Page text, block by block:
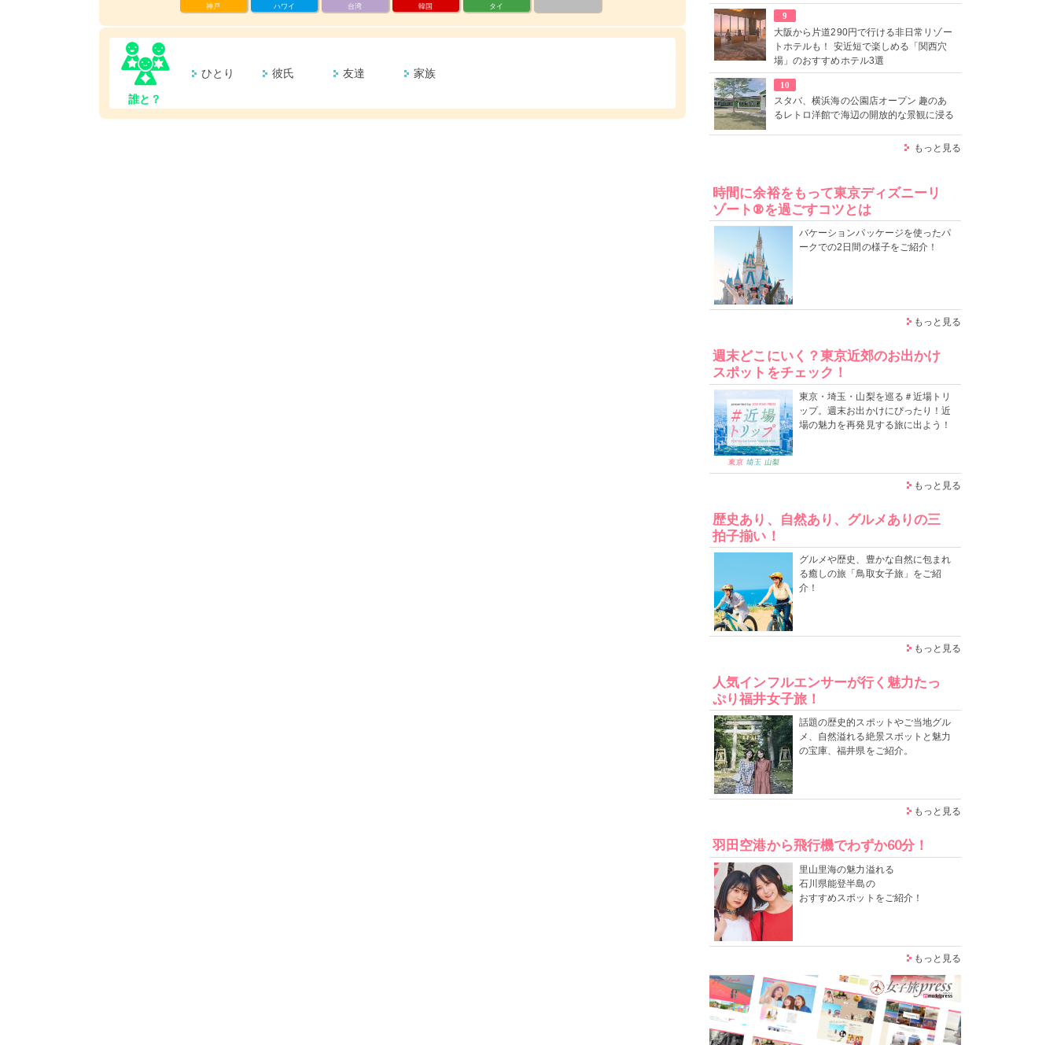
神戸 ハワイ 台湾 韓国 タイ
誰と？
ひとり 彼氏 友達 家族
9
大阪から片道290円で行ける非日常リゾー
トホテルも！ 安近短で楽しめる「関西穴
場」のおすすめホテル3選
10
スタバ、横浜海の公園店オープン 趣のあ
るレトロ洋館で海辺の開放的な景観に浸る
もっと見る
時間に余裕をもって東京ディズニーリ
ゾート®を過ごすコツとは
バケーションパッケージを使ったパ
ークでの2日間の様子をご紹介！
もっと見る
週末どこにいく？東京近郊のお出かけ
スポットをチェック！
東京・埼玉・山梨を巡る＃近場トリ
ップ。週末お出かけにぴったり！近
場の魅力を再発見する旅に出よう！
もっと見る
歴史あり、自然あり、グルメありの三
拍子揃い！
グルメや歴史、豊かな自然に包まれ
る癒しの旅「鳥取女子旅」をご紹
介！
もっと見る
人気インフルエンサーが行く魅力たっ
ぷり福井女子旅！
話題の歴史的スポットやご当地グル
メ、自然溢れる絶景スポットと魅力
の宝庫、福井県をご紹介。
もっと見る
羽田空港から飛行機でわずか60分！
里山里海の魅力溢れる
石川県能登半島の
おすすめスポットをご紹介！
もっと見る